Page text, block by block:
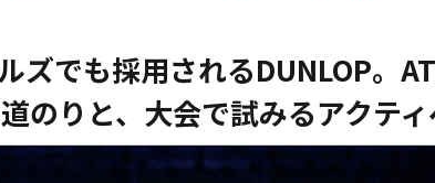
ズでも採用されるDUNLOP。
のりと、大会で試みるアクテ